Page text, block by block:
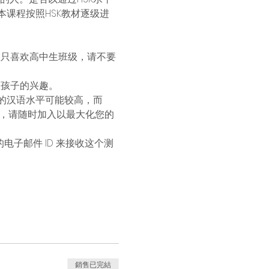
程按照HSK教材逐级进
喜欢高中生班级，请不要
子的兴趣。
汉语水平可能较高，而
请随时加入以最大化您的
子邮件 ID 来接收这个测
銷售已完結